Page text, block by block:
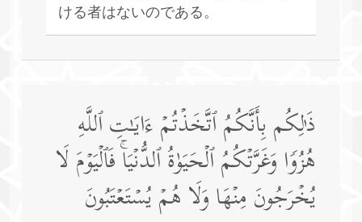
ける者はないのである。
ذَ ٰ⁠لِكُم بِأَنَّكُمُ ٱتَّخَذۡتُمۡ ءَایَـٰتِ ٱللَّهِ
هُزُوࣰا وَغَرَّتۡكُمُ ٱلۡحَیَوٰةُ ٱلدُّنۡیَاۚ فَٱلۡیَوۡمَ لَا
یُخۡرَجُونَ مِنۡهَا وَلَا هُمۡ یُسۡتَعۡتَبُونَ